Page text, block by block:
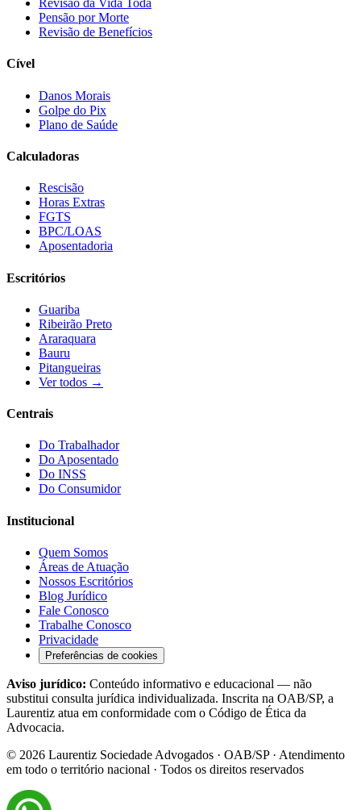
Revisão da Vida Toda
Pensão por Morte
Revisão de Benefícios
Cível
Danos Morais
Golpe do Pix
Plano de Saúde
Calculadoras
Rescisão
Horas Extras
FGTS
BPC/LOAS
Aposentadoria
Escritórios
Guariba
Ribeirão Preto
Araraquara
Bauru
Pitangueiras
Ver todos →
Centrais
Do Trabalhador
Do Aposentado
Do INSS
Do Consumidor
Institucional
Quem Somos
Áreas de Atuação
Nossos Escritórios
Blog Jurídico
Fale Conosco
Trabalhe Conosco
Privacidade
Preferências de cookies
Aviso jurídico: Conteúdo informativo e educacional — não
substitui consulta jurídica individualizada. Inscrita na OAB/SP, a
Laurentiz atua em conformidade com o Código de Ética da
Advocacia.
© 2026 Laurentiz Sociedade Advogados · OAB/SP · Atendimento
em todo o território nacional · Todos os direitos reservados